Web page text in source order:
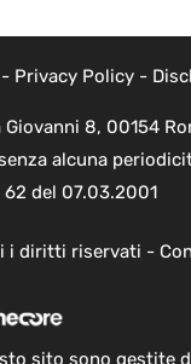
Privacy Policy-
8, 00154
alcuna
62 del 07.03.2001
i diritti riservati -
sito sono gestite